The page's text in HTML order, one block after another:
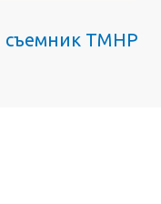
TMHP